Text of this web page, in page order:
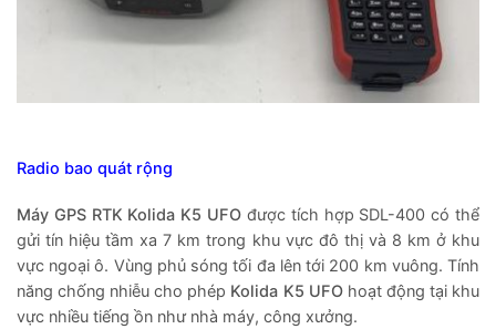
Radio bao quát rộng
Máy GPS RTK Kolida K5 UFO được tích hợp SDL-400 có thể
gửi tín hiệu tầm xa 7 km trong khu vực đô thị và 8 km ở khu
vực ngoại ô. Vùng phủ sóng tối đa lên tới 200 km vuông. Tính
năng chống nhiễu cho phép Kolida K5 UFOhoạt động tại khu
vực nhiều tiếng ồn như nhà máy, công xưởng.